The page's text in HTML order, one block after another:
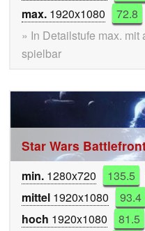
max. 1920x1080 72.8
» In Detailstufe max.
spielbar
Star Wars
min. 1280x720 135.5
mittel 1920x1080 93.4
hoch 1920x1080 81.5